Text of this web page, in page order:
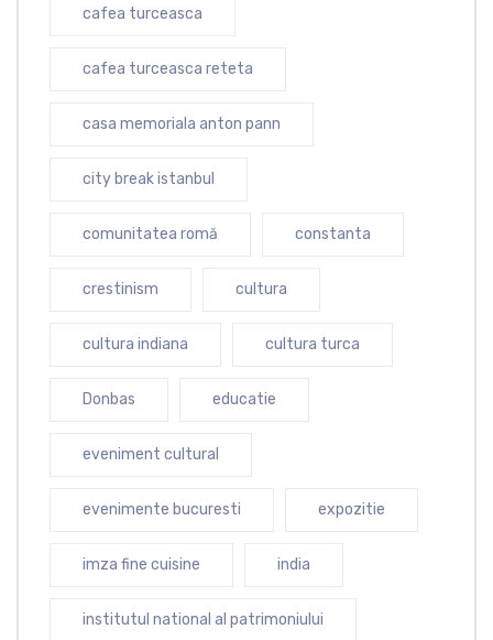
cafea turceasca
cafea turceasca reteta
casa memoriala anton pann
city break istanbul
comunitatea romă constanta
crestinism cultura
cultura indiana cultura turca
Donbas educatie
eveniment cultural
evenimente bucuresti expozitie
imza fine cuisine india
institutul national al patrimoniului